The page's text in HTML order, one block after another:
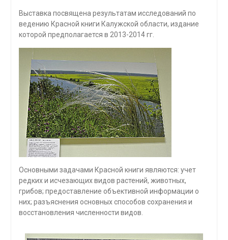
Выставка посвящена результатам исследований по
ведению Красной книги Калужской области, издание
которой предполагается в 2013-2014 гг.
Основными задачами Красной книги являются: учет
редких и исчезающих видов растений, животных,
грибов; предоставление объективной информации о
них; разъяснения основных способов сохранения и
восстановления численности видов.